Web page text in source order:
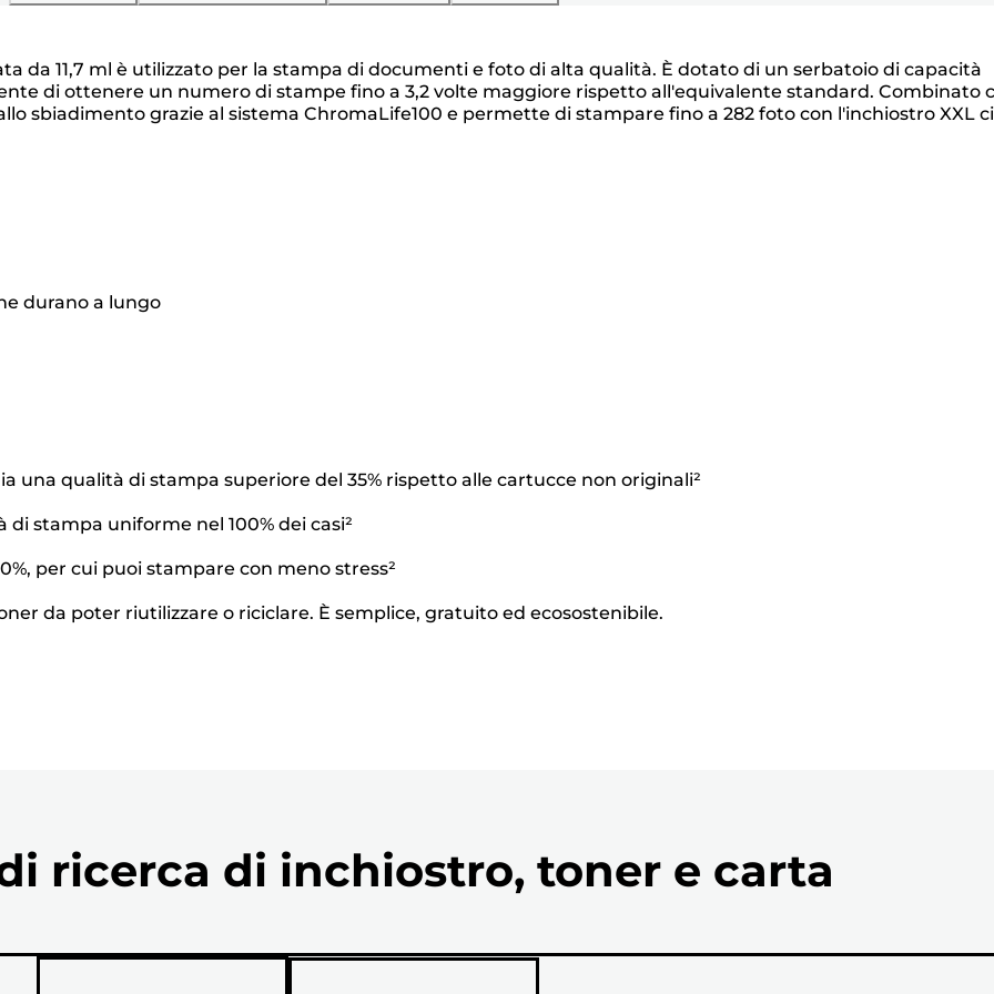
da 11,7 ml è utilizzato per la stampa di documenti e foto di alta qualità. È dotato di un serbatoio di capacità
di ottenere un numero di stampe fino a 3,2 volte maggiore rispetto all'equivalente standard. Combinato
sbiadimento grazie al sistema ChromaLife100 e permette di stampare fino a 282 foto con l'inchiostro XXL
durano a lungo
una qualità di stampa superiore del 35% rispetto alle cartucce non originali²
stampa uniforme nel 100% dei casi²
per cui puoi stampare con meno stress²
da poter riutilizzare o riciclare. È semplice, gratuito ed ecosostenibile.
ricerca di inchiostro, toner e carta